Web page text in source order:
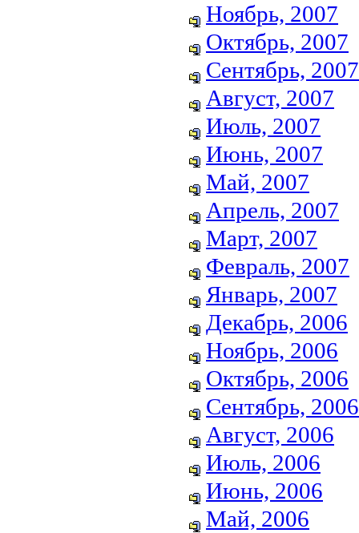
Ноябрь, 2007
Октябрь, 2007
Сентябрь, 2007
Август, 2007
Июль, 2007
Июнь, 2007
Май, 2007
Апрель, 2007
Март, 2007
Февраль, 2007
Январь, 2007
Декабрь, 2006
Ноябрь, 2006
Октябрь, 2006
Сентябрь, 2006
Август, 2006
Июль, 2006
Июнь, 2006
Май, 2006